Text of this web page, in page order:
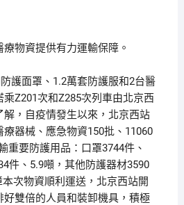
物資提供有力運輸保障。
面罩、1.2萬套防護服和2台醫
Z201次和Z285次列車由北京西
，自疫情發生以來，北京西站
器械、應急物資150批、11060
重要防護用品：口罩3744件、
件、5.9噸，其他防護器材3590
次物資順利運送，北京西站開
好雙倍的人員和裝卸機具，積極